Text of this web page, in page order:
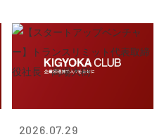
2026.07.29